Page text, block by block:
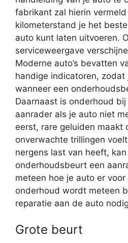
fabrikant zal hierin
kilometerstand je het
auto kunt laten uitvoeren.
serviceweergave
Moderne auto’s bevatten
handige indicatoren,
wanneer een
Daarnaast is onderhoud
aanrader als je auto niet
eerst, rare geluiden maakt
onverwachte trillingen
nergens last van heeft, kan
onderhoudsbeurt een
meteen hoe je auto er
onderhoud wordt meteen
reparatie aan de auto
Grote beurt